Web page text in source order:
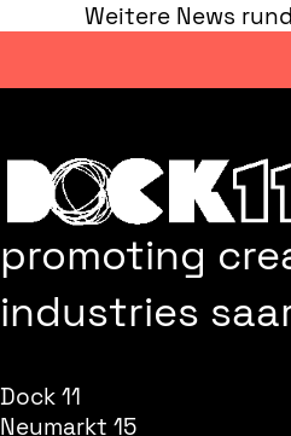
Weitere News
promoting
industries
Dock 11
Neumarkt 15